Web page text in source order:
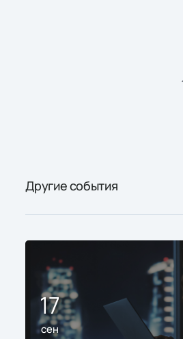
Другие события
17
сен